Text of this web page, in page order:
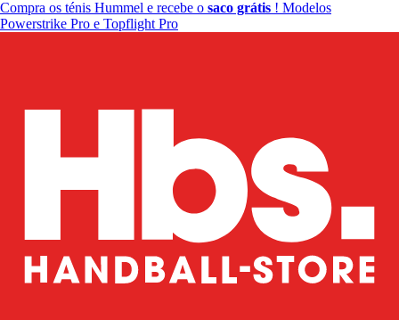
Compra os ténis Hummel e recebe o saco grátis ! Modelos
Powerstrike Pro e Topflight Pro